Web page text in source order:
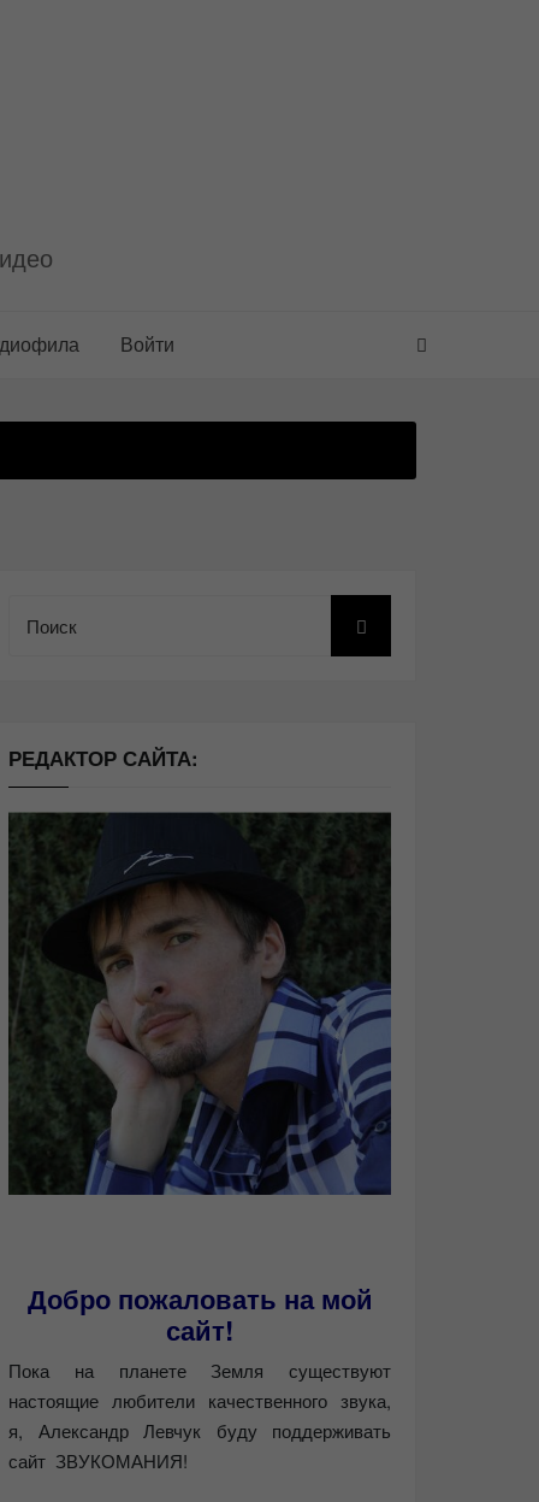
Войти
РЕДАКТОР САЙТА:
Добро пожаловать на мой
сайт!
Пока на планете Земля существуют
настоящие любители качественного звука,
я, Александр Левчук буду поддерживать
сайт ЗВУКОМАНИЯ!